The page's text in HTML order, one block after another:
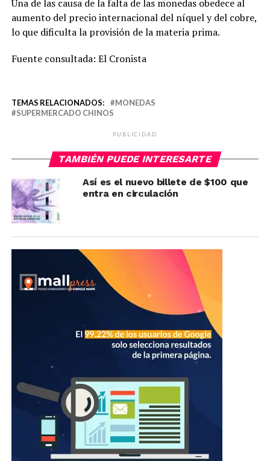
Una de las causa de la falta de las monedas obedece al
aumento del precio internacional del níquel y del cobre,
lo que dificulta la provisión de la materia prima.
Fuente consultada: El Cronista
TEMAS RELACIONADOS:
MONEDAS
SUPERMERCADO CHINOS
PUBLICIDAD
TAMBIÉN PUEDE INTERESARTE
Así es el nuevo billete de $100 que
entra en circulación